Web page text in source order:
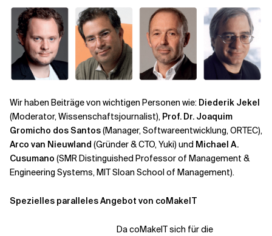
Wir haben Beiträge von wichtigen Personen wie: Diederik Jekel
(Moderator, Wissenschaftsjournalist), Prof. Dr. Joaquim
Gromicho dos Santos(Manager, Softwareentwicklung, ORTEC),
Arco van Nieuwland (Gründer & CTO, Yuki) und Michael A.
Cusumano (SMR Distinguished Professor of Management &
Engineering Systems, MIT Sloan School of Management).
Spezielles paralleles Angebot von coMakeIT
Da coMakeIT sich für die